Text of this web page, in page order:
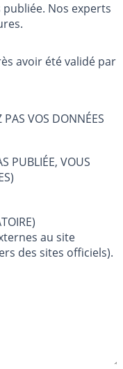
Nos experts
avoir été validé par
VOS DONNÉES
PUBLIÉE, VOUS
(OBLIGATOIRE)
au site
des sites officiels).